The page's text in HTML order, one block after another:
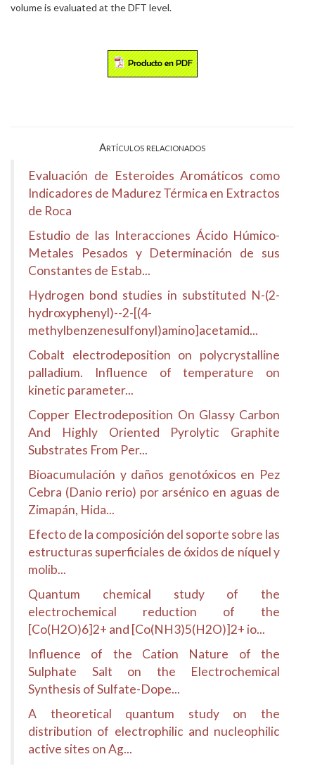
volume is evaluated at the DFT level.
Artículos relacionados
Evaluación de Esteroides Aromáticos como
Indicadores de Madurez Térmica en Extractos
de Roca
Estudio de las Interacciones Ácido Húmico-
Metales Pesados y Determinación de sus
Constantes de Estab...
Hydrogen bond studies in substituted N-(2-
hydroxyphenyl)--2-[(4-
methylbenzenesulfonyl)amino]acetamid...
Cobalt electrodeposition on polycrystalline
palladium. Influence of temperature on
kinetic parameter...
Copper Electrodeposition On Glassy Carbon
And Highly Oriented Pyrolytic Graphite
Substrates From Per...
Bioacumulación y daños genotóxicos en Pez
Cebra (Danio rerio) por arsénico en aguas de
Zimapán, Hida...
Efecto de la composición del soporte sobre las
estructuras superficiales de óxidos de níquel y
molib...
Quantum chemical study of the
electrochemical reduction of the
[Co(H2O)6]2+ and [Co(NH3)5(H2O)]2+ io...
Influence of the Cation Nature of the
Sulphate Salt on the Electrochemical
Synthesis of Sulfate-Dope...
A theoretical quantum study on the
distribution of electrophilic and nucleophilic
active sites on Ag...